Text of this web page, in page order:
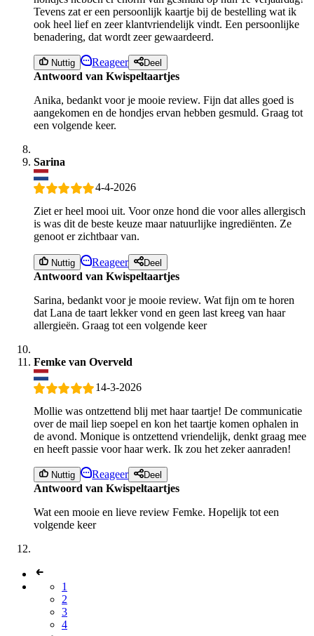
Tevens zat er een persoonlijk kaartje bij de bestelling wat ik
ook heel lief en zeer klantvriendelijk vindt. Een persoonlijke
benadering, dat wordt zeer gewaardeerd.
Nuttig Reageer Deel
Antwoord van Kwispeltaartjes
Anika, bedankt voor je mooie review. Fijn dat alles goed is
aangekomen en de hondjes ervan hebben gesmuld. Graag tot
een volgende keer.
Sarina
4-4-2026
Ziet er heel mooi uit. Voor onze hond die voor alles allergisch
is was dit de beste keuze maar natuurlijke ingrediënten. Ze
genoot er zichtbaar van.
Nuttig Reageer Deel
Antwoord van Kwispeltaartjes
Sarina, bedankt voor je mooie review. Wat fijn om te horen
dat Lana de taart lekker vond en geen last kreeg van haar
allergieën. Graag tot een volgende keer
Femke van Overveld
14-3-2026
Mollie was ontzettend blij met haar taartje! De communicatie
over de mail liep soepel en kon het taartje komen ophalen in
de avond. Monique is ontzettend vriendelijk, denkt graag mee
en heeft passie voor haar werk. Ik zou het zeker aanraden!
Nuttig Reageer Deel
Antwoord van Kwispeltaartjes
Wat een mooie en lieve review Femke. Hopelijk tot een
volgende keer
1
2
3
4